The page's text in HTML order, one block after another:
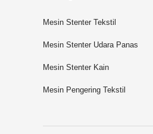
Mesin Stenter Tekstil
Mesin Stenter Udara Panas
Mesin Stenter Kain
Mesin Pengering Tekstil